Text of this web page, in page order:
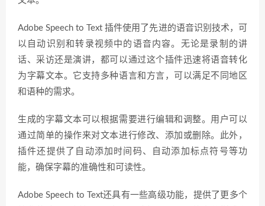
Adobe Speech to Text 插件使用了先进的语音识别技术，可
以自动识别和转录视频中的语音内容。无论是录制的讲
话、采访还是演讲，都可以通过这个插件迅速将语音转化
为字幕文本。它支持多种语言和方言，可以满足不同地区
和语种的需求。
生成的字幕文本可以根据需要进行编辑和调整。用户可以
通过简单的操作来对文本进行修改、添加或删除。此外，
插件还提供了自动添加时间码、自动添加标点符号等功
能，确保字幕的准确性和可读性。
Adobe Speech to Text还具有一些高级功能，提供了更多个